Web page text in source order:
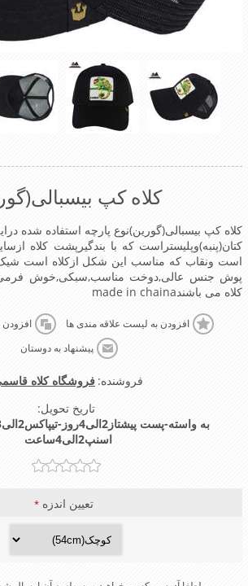
کلاه کپ
کلاه کپ بیسبالی(گورین)نوع پارچه استفاده شده
است ونقاب که مناسب این شکل ازکلاه است
پوش جنس عالی,دوخت مناسب,سبکی,خوش فرمی
کلاه می باشندmade in chaina
افزودن به لیست علاقه مندی ها
پیشنهاد به دوستان
فروشنده: فروشگاه کلاه
تاریخ تحویل:
اسنپ2الی4ساعت
تعیین اندزه*